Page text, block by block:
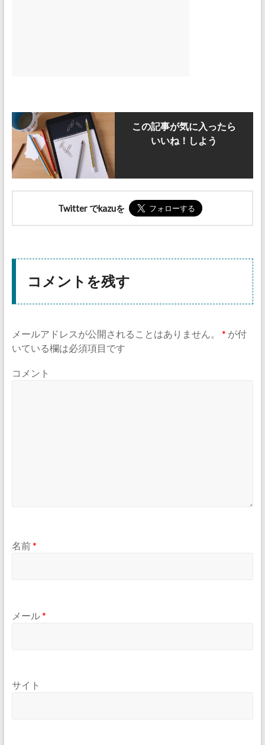
この記事が気に入ったら
いいね！しよう
Twitter でkazuを
コメントを残す
メールアドレスが公開されることはありません。 * が付
いている欄は必須項目です
コメント
名前*
メール*
サイト